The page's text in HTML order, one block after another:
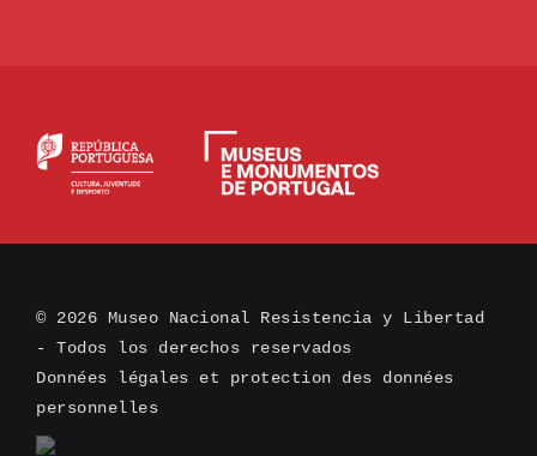
© 2026 Museo Nacional Resistencia y Libertad
- Todos los derechos reservados
Données légales et protection des données
personnelles